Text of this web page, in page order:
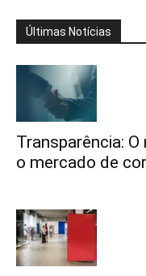
Últimas Notícias
Transparência:
o mercado de